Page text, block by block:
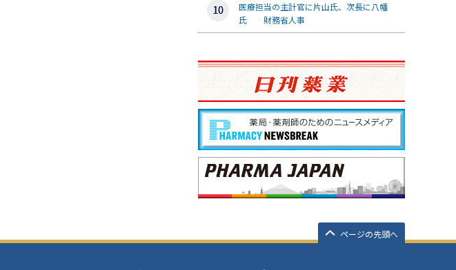
医療担当の主計官に片山氏、次長に八幡
氏 財務省人事
ページの先頭へ